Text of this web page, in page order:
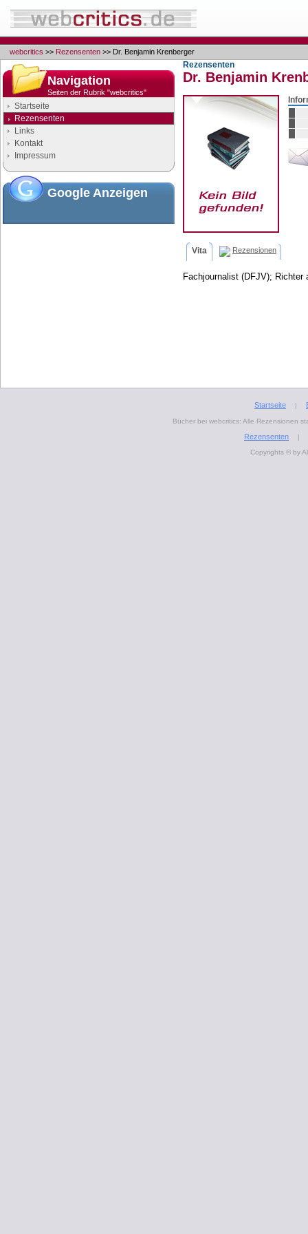
webcritics >> Rezensenten >> Dr. Benjamin Krenberger
Navigation
Seiten der Rubrik "webcritics"
Startseite
Rezensenten
Links
Kontakt
Impressum
Google Anzeigen
Rezensenten
Dr. Benjamin
Vita Rezensionen
Fachjournalist (DFJV); Richter
Startseite |
Bücher bei webcritics: Alle Rezensionen
Rezensenten
|
Copyrights © by